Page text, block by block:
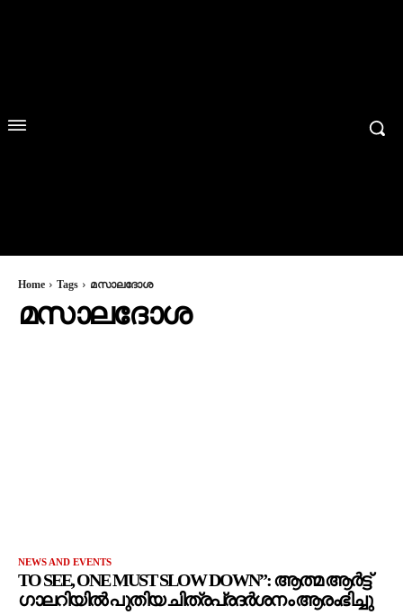
Home Tags മസാലദോശ
മസാലദോശ
NEWS AND EVENTS
TO SEE, ONE MUST SLOW DOWN”: ആത്മ ആർട്ട്
ഗാലറിയിൽ പുതിയ ചിത്രപ്രദർശനം ആരംഭിച്ചു